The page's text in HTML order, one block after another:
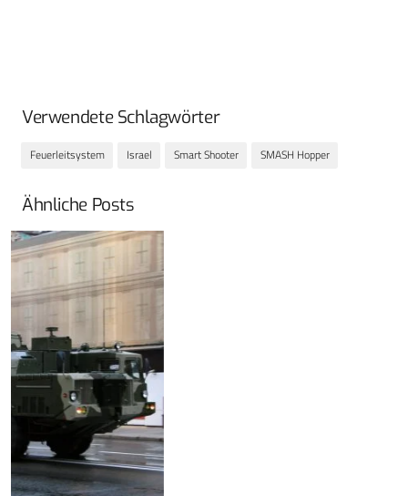
Verwendete Schlagwörter
Feuerleitsystem Israel Smart Shooter SMASH Hopper
Ähnliche Posts